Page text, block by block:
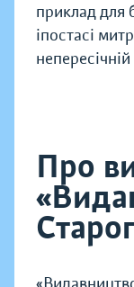
приклад для
іпостасі
Про